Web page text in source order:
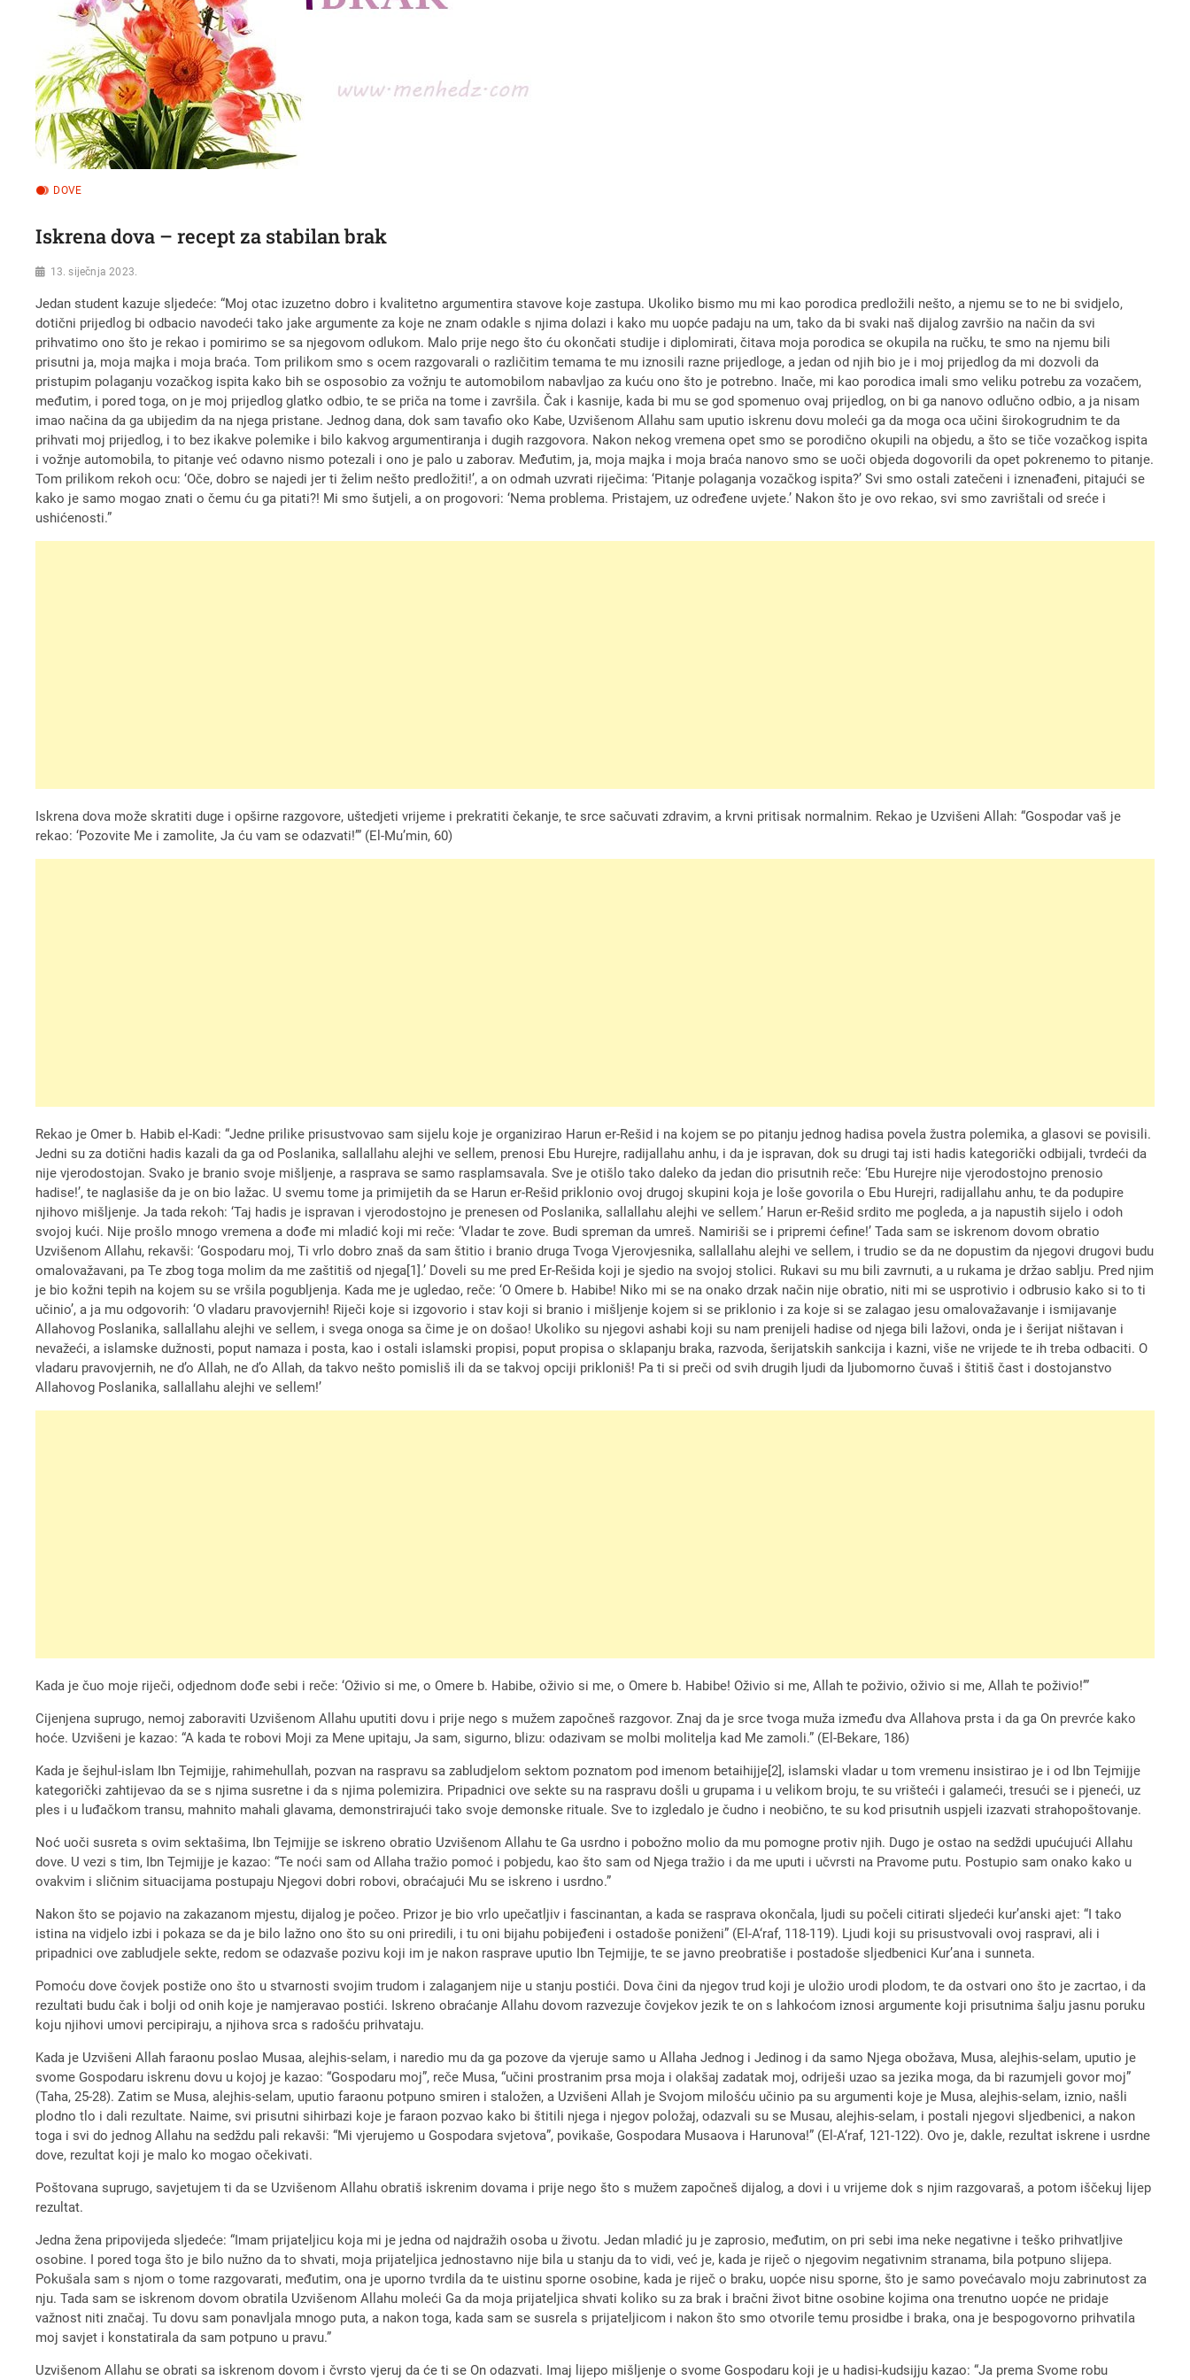
DOVE
Iskrena dova – recept za stabilan brak
13. siječnja 2023.
Jedan student kazuje sljedeće: “Moj otac izuzetno dobro i kvalitetno argumentira stavove koje zastupa. Ukoliko bismo mu mi kao porodica predložili nešto, a njemu se to ne bi svidjelo,
dotični prijedlog bi odbacio navodeći tako jake argumente za koje ne znam odakle s njima dolazi i kako mu uopće padaju na um, tako da bi svaki naš dijalog završio na način da svi
prihvatimo ono što je rekao i pomirimo se sa njegovom odlukom. Malo prije nego što ću okončati studije i diplomirati, čitava moja porodica se okupila na ručku, te smo na njemu bili
prisutni ja, moja majka i moja braća. Tom prilikom smo s ocem razgovarali o različitim temama te mu iznosili razne prijedloge, a jedan od njih bio je i moj prijedlog da mi dozvoli da
pristupim polaganju vozačkog ispita kako bih se osposobio za vožnju te automobilom nabavljao za kuću ono što je potrebno. Inače, mi kao porodica imali smo veliku potrebu za vozačem,
međutim, i pored toga, on je moj prijedlog glatko odbio, te se priča na tome i završila. Čak i kasnije, kada bi mu se god spomenuo ovaj prijedlog, on bi ga nanovo odlučno odbio, a ja nisam
imao načina da ga ubijedim da na njega pristane. Jednog dana, dok sam tavafio oko Kabe, Uzvišenom Allahu sam uputio iskrenu dovu moleći ga da moga oca učini širokogrudnim te da
prihvati moj prijedlog, i to bez ikakve polemike i bilo kakvog argumentiranja i dugih razgovora. Nakon nekog vremena opet smo se porodično okupili na objedu, a što se tiče vozačkog ispita
i vožnje automobila, to pitanje već odavno nismo potezali i ono je palo u zaborav. Međutim, ja, moja majka i moja braća nanovo smo se uoči objeda dogovorili da opet pokrenemo to pitanje.
Tom prilikom rekoh ocu: ‘Oče, dobro se najedi jer ti želim nešto predložiti!’, a on odmah uzvrati riječima: ‘Pitanje polaganja vozačkog ispita?’ Svi smo ostali zatečeni i iznenađeni, pitajući se
kako je samo mogao znati o čemu ću ga pitati?! Mi smo šutjeli, a on progovori: ‘Nema problema. Pristajem, uz određene uvjete.’ Nakon što je ovo rekao, svi smo zavrištali od sreće i
ushićenosti.”
Iskrena dova može skratiti duge i opširne razgovore, uštedjeti vrijeme i prekratiti čekanje, te srce sačuvati zdravim, a krvni pritisak normalnim. Rekao je Uzvišeni Allah: “Gospodar vaš je
rekao: ‘Pozovite Me i zamolite, Ja ću vam se odazvati!’” (El-Mu’min, 60)
Rekao je Omer b. Habib el-Kadi: “Jedne prilike prisustvovao sam sijelu koje je organizirao Harun er-Rešid i na kojem se po pitanju jednog hadisa povela žustra polemika, a glasovi se povisili.
Jedni su za dotični hadis kazali da ga od Poslanika, sallallahu alejhi ve sellem, prenosi Ebu Hurejre, radijallahu anhu, i da je ispravan, dok su drugi taj isti hadis kategorički odbijali, tvrdeći da
nije vjerodostojan. Svako je branio svoje mišljenje, a rasprava se samo rasplamsavala. Sve je otišlo tako daleko da jedan dio prisutnih reče: ‘Ebu Hurejre nije vjerodostojno prenosio
hadise!’, te naglasiše da je on bio lažac. U svemu tome ja primijetih da se Harun er-Rešid priklonio ovoj drugoj skupini koja je loše govorila o Ebu Hurejri, radijallahu anhu, te da podupire
njihovo mišljenje. Ja tada rekoh: ‘Taj hadis je ispravan i vjerodostojno je prenesen od Poslanika, sallallahu alejhi ve sellem.’ Harun er-Rešid srdito me pogleda, a ja napustih sijelo i odoh
svojoj kući. Nije prošlo mnogo vremena a dođe mi mladić koji mi reče: ‘Vladar te zove. Budi spreman da umreš. Namiriši se i pripremi ćefine!’ Tada sam se iskrenom dovom obratio
Uzvišenom Allahu, rekavši: ‘Gospodaru moj, Ti vrlo dobro znaš da sam štitio i branio druga Tvoga Vjerovjesnika, sallallahu alejhi ve sellem, i trudio se da ne dopustim da njegovi drugovi budu
omalovažavani, pa Te zbog toga molim da me zaštitiš od njega[1].’ Doveli su me pred Er-Rešida koji je sjedio na svojoj stolici. Rukavi su mu bili zavrnuti, a u rukama je držao sablju. Pred njim
je bio kožni tepih na kojem su se vršila pogubljenja. Kada me je ugledao, reče: ‘O Omere b. Habibe! Niko mi se na onako drzak način nije obratio, niti mi se usprotivio i odbrusio kako si to ti
učinio’, a ja mu odgovorih: ‘O vladaru pravovjernih! Riječi koje si izgovorio i stav koji si branio i mišljenje kojem si se priklonio i za koje si se zalagao jesu omalovažavanje i ismijavanje
Allahovog Poslanika, sallallahu alejhi ve sellem, i svega onoga sa čime je on došao! Ukoliko su njegovi ashabi koji su nam prenijeli hadise od njega bili lažovi, onda je i šerijat ništavan i
nevažeći, a islamske dužnosti, poput namaza i posta, kao i ostali islamski propisi, poput propisa o sklapanju braka, razvoda, šerijatskih sankcija i kazni, više ne vrijede te ih treba odbaciti. O
vladaru pravovjernih, ne d’o Allah, ne d’o Allah, da takvo nešto pomisliš ili da se takvoj opciji prikloniš! Pa ti si preči od svih drugih ljudi da ljubomorno čuvaš i štitiš čast i dostojanstvo
Allahovog Poslanika, sallallahu alejhi ve sellem!’
Kada je čuo moje riječi, odjednom dođe sebi i reče: ‘Oživio si me, o Omere b. Habibe, oživio si me, o Omere b. Habibe! Oživio si me, Allah te poživio, oživio si me, Allah te poživio!’”
Cijenjena suprugo, nemoj zaboraviti Uzvišenom Allahu uputiti dovu i prije nego s mužem započneš razgovor. Znaj da je srce tvoga muža između dva Allahova prsta i da ga On prevrće kako
hoće. Uzvišeni je kazao: “A kada te robovi Moji za Mene upitaju, Ja sam, sigurno, blizu: odazivam se molbi molitelja kad Me zamoli.” (El-Bekare, 186)
Kada je šejhul-islam Ibn Tejmijje, rahimehullah, pozvan na raspravu sa zabludjelom sektom poznatom pod imenom betaihijje[2], islamski vladar u tom vremenu insistirao je i od Ibn Tejmijje
kategorički zahtijevao da se s njima susretne i da s njima polemizira. Pripadnici ove sekte su na raspravu došli u grupama i u velikom broju, te su vrišteći i galameći, tresući se i pjeneći, uz
ples i u luđačkom transu, mahnito mahali glavama, demonstrirajući tako svoje demonske rituale. Sve to izgledalo je čudno i neobično, te su kod prisutnih uspjeli izazvati strahopoštovanje.
Noć uoči susreta s ovim sektašima, Ibn Tejmijje se iskreno obratio Uzvišenom Allahu te Ga usrdno i pobožno molio da mu pomogne protiv njih. Dugo je ostao na sedždi upućujući Allahu
dove. U vezi s tim, Ibn Tejmijje je kazao: “Te noći sam od Allaha tražio pomoć i pobjedu, kao što sam od Njega tražio i da me uputi i učvrsti na Pravome putu. Postupio sam onako kako u
ovakvim i sličnim situacijama postupaju Njegovi dobri robovi, obraćajući Mu se iskreno i usrdno.”
Nakon što se pojavio na zakazanom mjestu, dijalog je počeo. Prizor je bio vrlo upečatljiv i fascinantan, a kada se rasprava okončala, ljudi su počeli citirati sljedeći kur’anski ajet: “I tako
istina na vidjelo izbi i pokaza se da je bilo lažno ono što su oni priredili, i tu oni bijahu pobijeđeni i ostadoše poniženi” (El-A‘raf, 118-119). Ljudi koji su prisustvovali ovoj raspravi, ali i
pripadnici ove zabludjele sekte, redom se odazvaše pozivu koji im je nakon rasprave uputio Ibn Tejmijje, te se javno preobratiše i postadoše sljedbenici Kur’ana i sunneta.
Pomoću dove čovjek postiže ono što u stvarnosti svojim trudom i zalaganjem nije u stanju postići. Dova čini da njegov trud koji je uložio urodi plodom, te da ostvari ono što je zacrtao, i da
rezultati budu čak i bolji od onih koje je namjeravao postići. Iskreno obraćanje Allahu dovom razvezuje čovjekov jezik te on s lahkoćom iznosi argumente koji prisutnima šalju jasnu poruku
koju njihovi umovi percipiraju, a njihova srca s radošću prihvataju.
Kada je Uzvišeni Allah faraonu poslao Musaa, alejhis-selam, i naredio mu da ga pozove da vjeruje samo u Allaha Jednog i Jedinog i da samo Njega obožava, Musa, alejhis-selam, uputio je
svome Gospodaru iskrenu dovu u kojoj je kazao: “Gospodaru moj”, reče Musa, “učini prostranim prsa moja i olakšaj zadatak moj, odriješi uzao sa jezika moga, da bi razumjeli govor moj”
(Taha, 25-28). Zatim se Musa, alejhis-selam, uputio faraonu potpuno smiren i staložen, a Uzvišeni Allah je Svojom milošću učinio pa su argumenti koje je Musa, alejhis-selam, iznio, našli
plodno tlo i dali rezultate. Naime, svi prisutni sihirbazi koje je faraon pozvao kako bi štitili njega i njegov položaj, odazvali su se Musau, alejhis-selam, i postali njegovi sljedbenici, a nakon
toga i svi do jednog Allahu na sedždu pali rekavši: “Mi vjerujemo u Gospodara svjetova”, povikaše, Gospodara Musaova i Harunova!” (El-A‘raf, 121-122). Ovo je, dakle, rezultat iskrene i usrdne
dove, rezultat koji je malo ko mogao očekivati.
Poštovana suprugo, savjetujem ti da se Uzvišenom Allahu obratiš iskrenim dovama i prije nego što s mužem započneš dijalog, a dovi i u vrijeme dok s njim razgovaraš, a potom iščekuj lijep
rezultat.
Jedna žena pripovijeda sljedeće: “Imam prijateljicu koja mi je jedna od najdražih osoba u životu. Jedan mladić ju je zaprosio, međutim, on pri sebi ima neke negativne i teško prihvatljive
osobine. I pored toga što je bilo nužno da to shvati, moja prijateljica jednostavno nije bila u stanju da to vidi, već je, kada je riječ o njegovim negativnim stranama, bila potpuno slijepa.
Pokušala sam s njom o tome razgovarati, međutim, ona je uporno tvrdila da te uistinu sporne osobine, kada je riječ o braku, uopće nisu sporne, što je samo povećavalo moju zabrinutost za
nju. Tada sam se iskrenom dovom obratila Uzvišenom Allahu moleći Ga da moja prijateljica shvati koliko su za brak i bračni život bitne osobine kojima ona trenutno uopće ne pridaje
važnost niti značaj. Tu dovu sam ponavljala mnogo puta, a nakon toga, kada sam se susrela s prijateljicom i nakon što smo otvorile temu prosidbe i braka, ona je bespogovorno prihvatila
moj savjet i konstatirala da sam potpuno u pravu.”
Uzvišenom Allahu se obrati sa iskrenom dovom i čvrsto vjeruj da će ti se On odazvati. Imaj lijepo mišljenje o svome Gospodaru koji je u hadisi-kudsijju kazao: “Ja prema Svome robu